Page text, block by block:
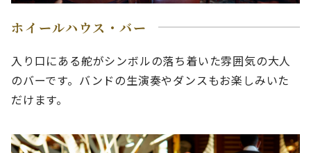
ホイールハウス・バー
入り口にある舵がシンボルの落ち着いた雰囲気の大人
のバーです。バンドの生演奏やダンスもお楽しみいた
だけます。